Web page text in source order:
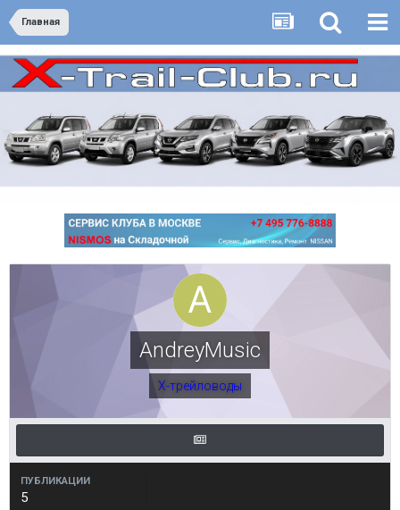
Главная
AndreyMusic
Х-трейловоды
ПУБЛИКАЦИИ
5